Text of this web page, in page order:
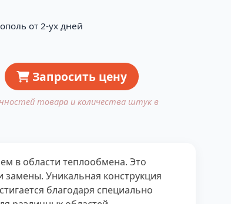
от 2-ух дней
Запросить цену
товара и количества штук в
в области теплообмена. Это
Уникальная конструкция
благодаря специально